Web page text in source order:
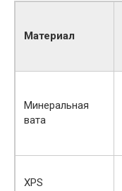
Материал
Минеральная
вата
XPS